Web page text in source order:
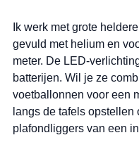
Ik werk met grote
gevuld met helium en
meter. De LED-
batterijen. Wil je ze
voetballonnen voor een
langs de tafels
plafondliggers van een